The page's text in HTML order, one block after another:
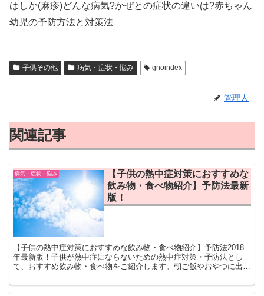
はしか(麻疹)どんな病気?かぜとの症状の違いは?赤ちゃん
幼児の予防方法と対策法
子供その他 病気・症状・悩み gnoindex
管理人
関連記事
病気・症状・悩み
【子供の熱中症対策におすすめな
飲み物・食べ物紹介】予防法最新
版！
【子供の熱中症対策におすすめな飲み物・食べ物紹介】予防法2018
年最新版！子供が熱中症にならないための熱中症対策・予防法とし
て、おすすめ飲み物・食べ物をご紹介します。朝ご飯やおやつに出せ
う。